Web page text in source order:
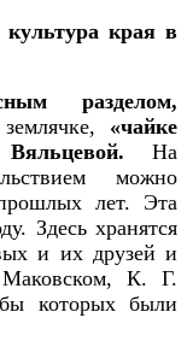
края в
разделом,
«чайке
На
можно
лет. Эта
Здесь хранятся
и их друзей и
К. Г.
которых были